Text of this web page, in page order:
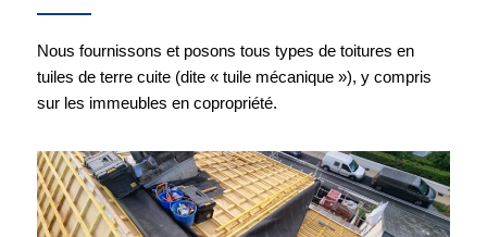
Nous fournissons et posons tous types de toitures en
tuiles de terre cuite (dite « tuile mécanique »), y compris
sur les immeubles en copropriété.